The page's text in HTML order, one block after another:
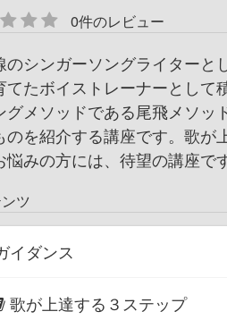
0件のレビュー
のシンガーソングライターと
てたボイストレーナーとして
グメソッドである尾飛メソッ
のを紹介する講座です。歌が
悩みの方には、待望の講座です
ツ
イダンス
歌が上達する３ステップ